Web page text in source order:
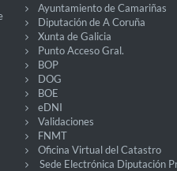
Ayuntamiento de Camariñas
Diputación de A Coruña
Xunta de Galicia
Punto Acceso Gral.
BOP
DOG
BOE
eDNI
Validaciones
FNMT
Oficina Virtual del Catastro
Sede Electrónica Diputación